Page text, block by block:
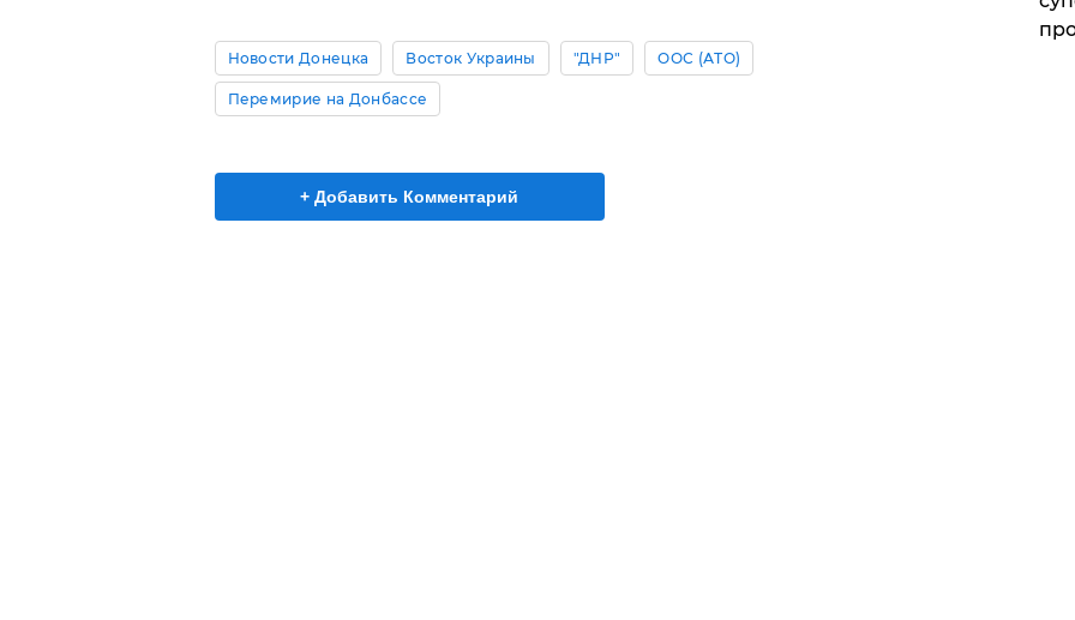
Новости Донецка Восток Украины "ДНР" ООС (АТО)
Перемирие на Донбассе
+ Добавить Комментарий